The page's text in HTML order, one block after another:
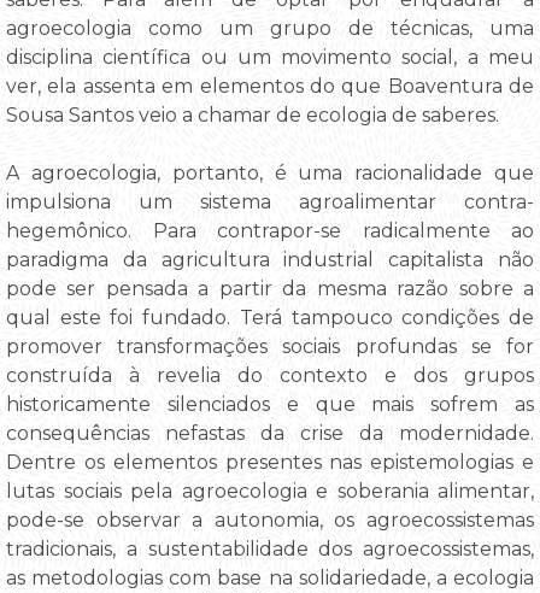
agroecologia como um grupo de técnicas, uma
disciplina científica ou um movimento social, a meu
ver, ela assenta em elementos do que Boaventura de
Sousa Santos veio a chamar de ecologia de saberes.
A agroecologia, portanto, é uma racionalidade que
impulsiona um sistema agroalimentar contra-
hegemônico. Para contrapor-se radicalmente ao
paradigma da agricultura industrial capitalista não
pode ser pensada a partir da mesma razão sobre a
qual este foi fundado. Terá tampouco condições de
promover transformações sociais profundas se for
construída à revelia do contexto e dos grupos
historicamente silenciados e que mais sofrem as
consequências nefastas da crise da modernidade.
Dentre os elementos presentes nas epistemologias e
lutas sociais pela agroecologia e soberania alimentar,
pode-se observar a autonomia, os agroecossistemas
tradicionais, a sustentabilidade dos agroecossistemas,
as metodologias com base na solidariedade, a ecologia